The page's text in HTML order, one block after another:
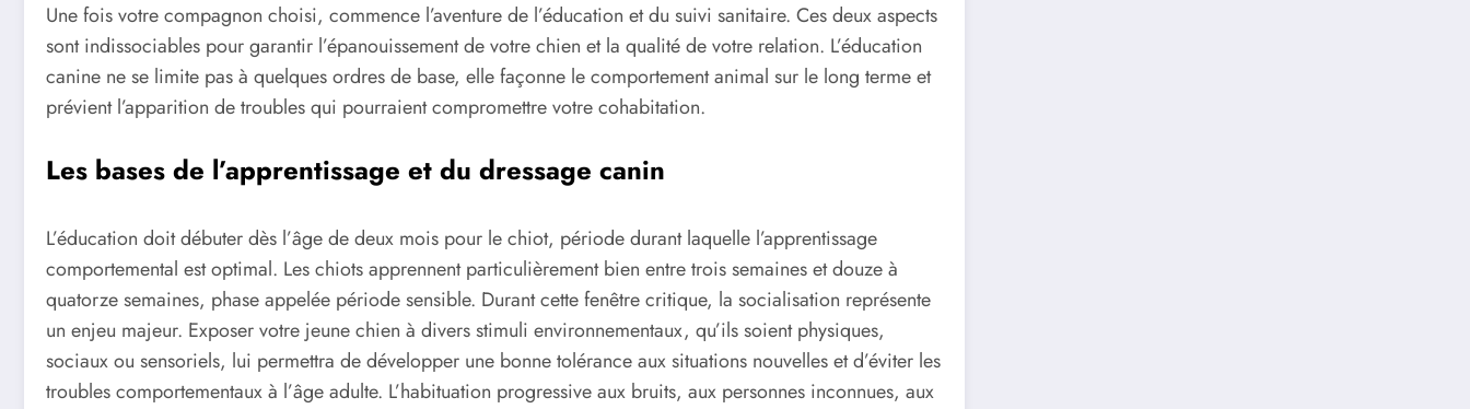
Une fois votre compagnon choisi, commence l’aventure de l’éducation et du suivi sanitaire. Ces deux aspects
sont indissociables pour garantir l’épanouissement de votre chien et la qualité de votre relation. L’éducation
canine ne se limite pas à quelques ordres de base, elle façonne le comportement animal sur le long terme et
prévient l’apparition de troubles qui pourraient compromettre votre cohabitation.
Les bases de l’apprentissage et du dressage canin
L’éducation doit débuter dès l’âge de deux mois pour le chiot, période durant laquelle l’apprentissage
comportemental est optimal. Les chiots apprennent particulièrement bien entre trois semaines et douze à
quatorze semaines, phase appelée période sensible. Durant cette fenêtre critique, la socialisation représente
un enjeu majeur. Exposer votre jeune chien à divers stimuli environnementaux, qu’ils soient physiques,
sociaux ou sensoriels, lui permettra de développer une bonne tolérance aux situations nouvelles et d’éviter les
troubles comportementaux à l’âge adulte. L’habituation progressive aux bruits, aux personnes inconnues, aux